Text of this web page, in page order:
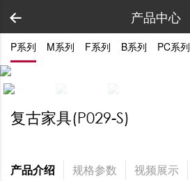
产品中心
P系列 M系列 F系列 B系列 PC系列
复古家具(P029-S)
产品介绍 规格参数 视频展示